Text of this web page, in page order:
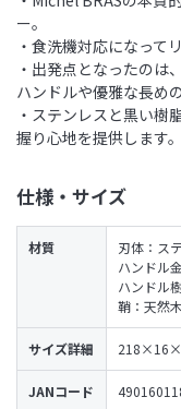
ー。
・食洗機対応になって
・出発点となったのは
ハンドルや優雅な長め
・ステンレスと黒い樹
握り心地を提供します。
仕様・サイズ
材質
刃体：ス
ハンドル
ハンドル
鞘：天然木
サイズ詳細
JANコード